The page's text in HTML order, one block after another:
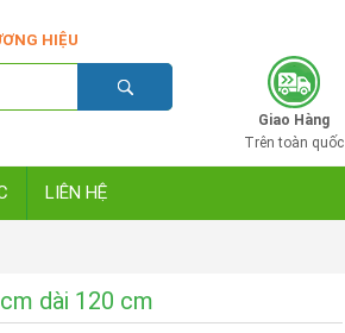
HIỆU
Giao Hàng
Trên toàn quốc
LIÊN HỆ
dài 120 cm